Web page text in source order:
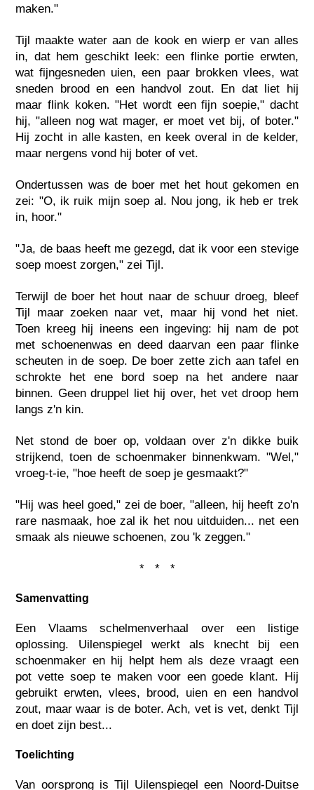
maken."
Tijl maakte water aan de kook en wierp er van alles
in, dat hem geschikt leek: een flinke portie erwten,
wat fijngesneden uien, een paar brokken vlees, wat
sneden brood en een handvol zout. En dat liet hij
maar flink koken. "Het wordt een fijn soepie," dacht
hij, "alleen nog wat mager, er moet vet bij, of boter."
Hij zocht in alle kasten, en keek overal in de kelder,
maar nergens vond hij boter of vet.
Ondertussen was de boer met het hout gekomen en
zei: "O, ik ruik mijn soep al. Nou jong, ik heb er trek
in, hoor."
"Ja, de baas heeft me gezegd, dat ik voor een stevige
soep moest zorgen," zei Tijl.
Terwijl de boer het hout naar de schuur droeg, bleef
Tijl maar zoeken naar vet, maar hij vond het niet.
Toen kreeg hij ineens een ingeving: hij nam de pot
met schoenenwas en deed daarvan een paar flinke
scheuten in de soep. De boer zette zich aan tafel en
schrokte het ene bord soep na het andere naar
binnen. Geen druppel liet hij over, het vet droop hem
langs z'n kin.
Net stond de boer op, voldaan over z'n dikke buik
strijkend, toen de schoenmaker binnenkwam. "Wel,"
vroeg-t-ie, "hoe heeft de soep je gesmaakt?"
"Hij was heel goed," zei de boer, "alleen, hij heeft zo'n
rare nasmaak, hoe zal ik het nou uitduiden... net een
smaak als nieuwe schoenen, zou 'k zeggen."
* * *
Samenvatting
Een Vlaams schelmenverhaal over een listige
oplossing. Uilenspiegel werkt als knecht bij een
schoenmaker en hij helpt hem als deze vraagt een
pot vette soep te maken voor een goede klant. Hij
gebruikt erwten, vlees, brood, uien en een handvol
zout, maar waar is de boter. Ach, vet is vet, denkt Tijl
en doet zijn best...
Toelichting
Van oorsprong is Tijl Uilenspiegel een Noord-Duitse